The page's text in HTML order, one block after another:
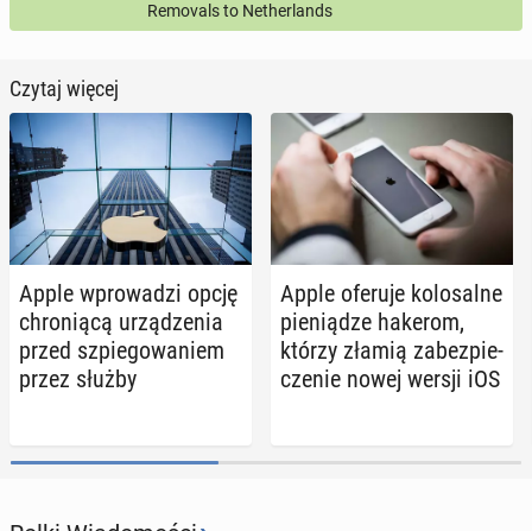
Removals to Netherlands
Czytaj więcej
Apple wpro­wa­dzi opcję
chro­nią­cą urzą­dze­nia
przed szpie­go­wa­niem
przez służby
Apple oferuje ko­lo­sal­ne
pie­nią­dze hakerom,
którzy złamią za­bez­pie­
cze­nie nowej wersji iOS